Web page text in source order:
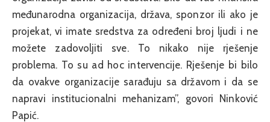
međunarodna organizacija, država, sponzor ili ako je
projekat, vi imate sredstva za određeni broj ljudi i ne
možete zadovoljiti sve. To nikako nije rješenje
problema. To su ad hoc intervencije. Rješenje bi bilo
da ovakve organizacije sarađuju sa državom i da se
napravi institucionalni mehanizam”, govori Ninković
Papić.